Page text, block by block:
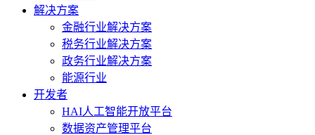
解决方案
金融行业解决方案
税务行业解决方案
政务行业解决方案
能源行业
开发者
HAI人工智能开放平台
数据资产管理平台